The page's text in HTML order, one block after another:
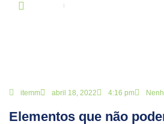
Elementos que não
itemm abril 18, 2022 4:16 pm
Elementos que não